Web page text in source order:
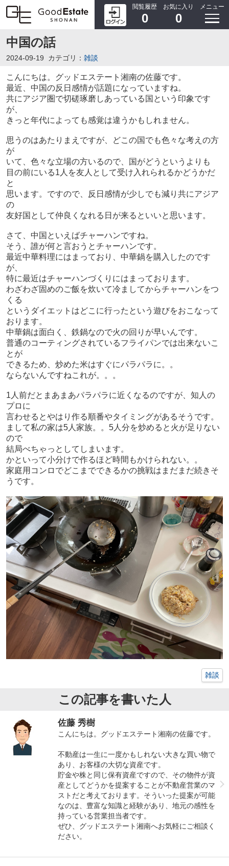
閲覧履歴
0
お気に入り
0
メニュー
中国の話
2024-09-19 カテゴリ： 雑談
こんにちは。グッドエステート湘南の佐藤です。
最近、中国の反日感情が話題になっていますね。
共にアジア圏で切磋琢磨しあっている国という印象です
が、
きっと年代によっても感覚は違うかもしれません。
思うのはあたりまえですが、どこの国でも色々な考えの方
が
いて、色々な立場の方いるので、国がどうというよりも
目の前にいる1人を友人として受け入れられるかどうかだ
と
思います。ですので、反日感情が少しでも減り共にアジア
の
友好国として仲良くなれる日が来るといいと思います。
さて、中国といえばチャーハンですね。
そう、誰が何と言おうとチャーハンです。
最近中華料理にはまっており、中華鍋を購入したのです
が、
特に最近はチャーハンづくりにはまっております。
わざわざ固めのご飯を炊いて冷ましてからチャーハンをつ
くる
というダイエットはどこに行ったという遊びをおこなって
おります。
中華鍋は面白く、鉄鍋なので火の回りが早いんです。
普通のコーティングされているフライパンでは出来ないこ
とが
できるため、炒めた米はすぐにパラパラに。。
ならないんですねこれが。。。
1人前だとまあまあパラパラに近くなるのですが、知人の
プロに
言わせるとやはり作る順番やタイミングがあるそうです。
まして私の家は5人家族。。5人分を炒めると火が足りない
ので
結局べちゃっとしてしまいます。
かといって小分けで作るほど時間もかけられない。。
家庭用コンロでどこまでできるかの挑戦はまだまだ続きそ
うです。
雑談
この記事を書いた人
佐藤 秀樹
こんにちは。グッドエステート湘南の佐藤です。
不動産は一生に一度かもしれない大きな買い物で
あり、お客様の大切な資産です。
貯金や株と同じ保有資産ですので、その物件が資
産としてどうかを提案することが不動産営業のマ
ストだと考えております。そういった提案が可能
なのは、豊富な知識と経験があり、地元の感性を
持っている営業担当者です。
ぜひ、グッドエステート湘南へお気軽にご相談く
ださい。